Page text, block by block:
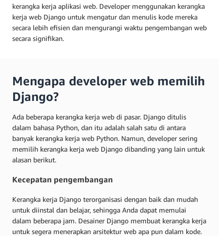
kerangka kerja aplikasi web. Developer menggunakan kerangka
kerja web Django untuk mengatur dan menulis kode mereka
secara lebih efisien dan mengurangi waktu pengembangan web
secara signifikan.
Mengapa developer web memilih
Django?
Ada beberapa kerangka kerja web di pasar. Django ditulis
dalam bahasa Python, dan itu adalah salah satu di antara
banyak kerangka kerja web Python. Namun, developer sering
memilih kerangka kerja web Django dibanding yang lain untuk
alasan berikut.
Kecepatan pengembangan
Kerangka kerja Django terorganisasi dengan baik dan mudah
untuk diinstal dan belajar, sehingga Anda dapat memulai
dalam beberapa jam. Desainer Django membuat kerangka kerja
untuk segera menerapkan arsitektur web apa pun dalam kode.